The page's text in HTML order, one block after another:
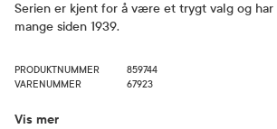
Serien er kjent for å være et trygt valg og
mange siden 1939.
PRODUKTNUMMER
859744
VARENUMMER
67923
Vis mer